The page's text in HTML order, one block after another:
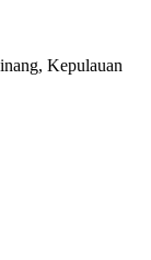
Kepulauan